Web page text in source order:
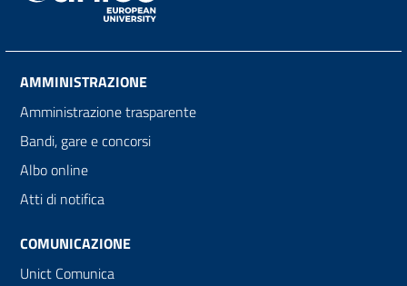
AMMINISTRAZIONE
Amministrazione trasparente
Bandi, gare e concorsi
Albo online
Atti di notifica
COMUNICAZIONE
Unict Comunica